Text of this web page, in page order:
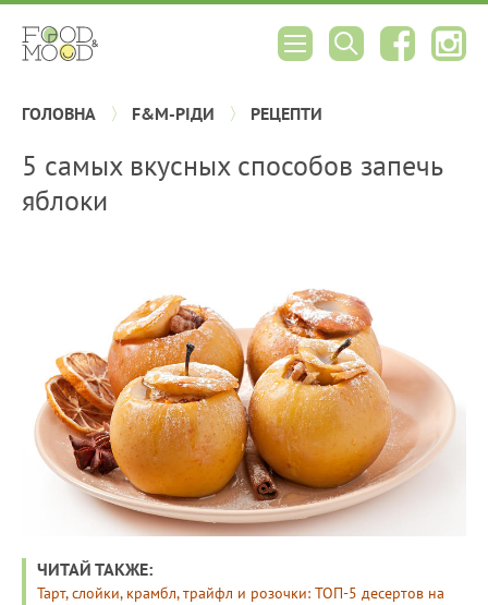
ГОЛОВНА F&M-РІДИ РЕЦЕПТИ
5 самых вкусных способов запечь
яблоки
ЧИТАЙ ТАКЖЕ:
Тарт, слойки, крамбл, трайфл и розочки: ТОП-5 десертов на